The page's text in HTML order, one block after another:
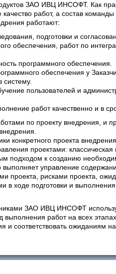
ЗАО ИВЦ ИНСОФТ. Как
работ, а состав команды
работают:
подготовки и
обеспечения, работ по
программного обеспечения.
обеспечения у
пользователей и
работ качественно и в
по проекту внедрения, и
конкретного проекта
проектами: классическая
подходом к созданию
управление
проекта, рисками проекта,
в ходе подготовки и
ЗАО ИВЦ ИНСОФТ
работ на всех
и соответствовать ожиданиям